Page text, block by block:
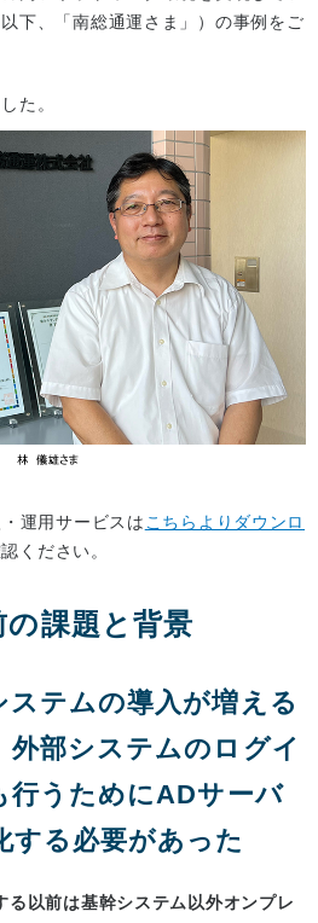
下、「南総通運さま」）の事例をご
た。
運用サービスはこちらよりダウンロ
ください。
課題と背景
ステムの導入が増える
外部システムのログイ
行うためにADサーバ
する必要があった
る以前は基幹システム以外オンプレ